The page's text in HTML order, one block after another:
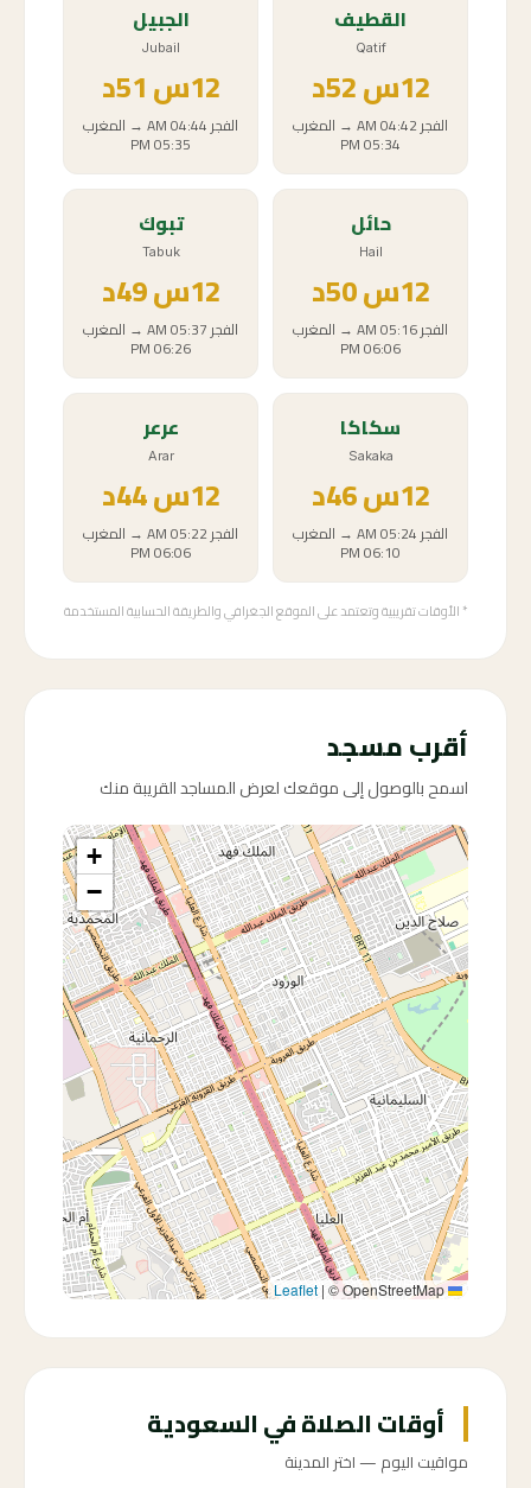
القطيف
Qatif
12س
الفجر04:42 AM
→ المغرب
05:34 PM
الجبيل
Jubail
12س
الفجر04:44 AM
→ المغرب
05:35 PM
حائل
Hail
12س50د
الفجر05:16 AM
→ المغرب
06:06 PM
تبوك
Tabuk
12س49د
الفجر05:37 AM
→ المغرب
06:26 PM
سكاكا
Sakaka
12س46د
الفجر05:24 AM
→ المغرب
06:10 PM
عرعر
Arar
12س44د
الفجر05:22 AM
→ المغرب
06:06 PM
* الأوقات تقريبية وتعتمد على الموقع الجغرافي والطريقة الحسابية المستخدمة
أقرب مسجد
اسمح بالوصول إلى موقعك لعرض المساجد القريبة منك
+
−
Leaflet
| © OpenStreetMap
أوقات الصلاة في السعودية
مواقيت اليوم — اختر المدينة